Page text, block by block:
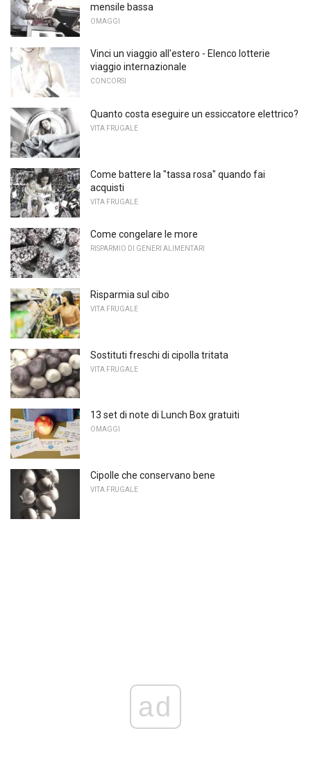
mensile bassa
OMAGGI
Vinci un viaggio all'estero - Elenco lotterie
viaggio internazionale
CONCORSI
Quanto costa eseguire un essiccatore elettrico?
VITA FRUGALE
Come battere la "tassa rosa" quando fai
acquisti
VITA FRUGALE
Come congelare le more
RISPARMIO DI GENERI ALIMENTARI
Risparmia sul cibo
VITA FRUGALE
Sostituti freschi di cipolla tritata
VITA FRUGALE
13 set di note di Lunch Box gratuiti
OMAGGI
Cipolle che conservano bene
VITA FRUGALE
ad